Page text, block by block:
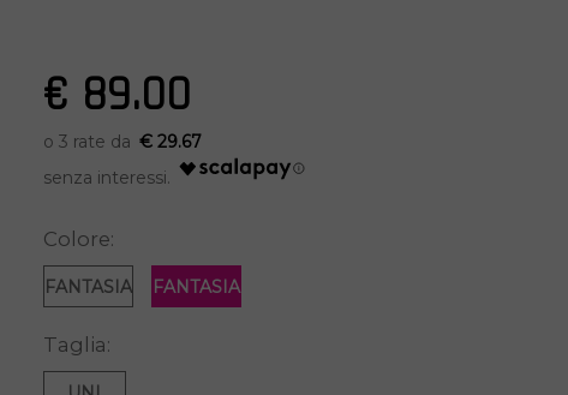
€ 89.00
€ 29.67
Colore:
FANTASIA FANTASIA
Taglia: